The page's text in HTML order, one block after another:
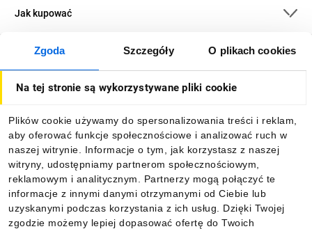
Zgoda Szczegóły O plikach cookies
Na tej stronie są wykorzystywane pliki cookie
Plików cookie używamy do spersonalizowania treści i reklam,
aby oferować funkcje społecznościowe i analizować ruch w
naszej witrynie. Informacje o tym, jak korzystasz z naszej
witryny, udostępniamy partnerom społecznościowym,
reklamowym i analitycznym. Partnerzy mogą połączyć te
informacje z innymi danymi otrzymanymi od Ciebie lub
uzyskanymi podczas korzystania z ich usług. Dzięki Twojej
zgodzie możemy lepiej dopasować ofertę do Twoich
Jak kupować
O firmie
Informacje
Pobierz naszą aplikację mobilną: